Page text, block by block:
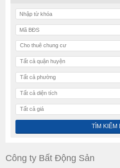
Cho thuê chung cư
Tất cả quận huyện
Tất cả phường
Tất cả diện tích
Tất cả giá
Công ty Bất Động Sản